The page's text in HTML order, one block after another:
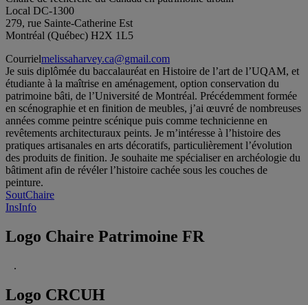
Local DC-1300
279, rue Sainte-Catherine Est
Montréal (Québec) H2X 1L5
Courrielmelissaharvey.ca@gmail.com
Je suis diplômée du baccalauréat en Histoire de l’art de l’UQAM, et
étudiante à la maîtrise en aménagement, option conservation du
patrimoine bâti, de l’Université de Montréal. Précédemment formée
en scénographie et en finition de meubles, j’ai œuvré de nombreuses
années comme peintre scénique puis comme technicienne en
revêtements architecturaux peints. Je m’intéresse à l’histoire des
pratiques artisanales en arts décoratifs, particulièrement l’évolution
des produits de finition. Je souhaite me spécialiser en archéologie du
bâtiment afin de révéler l’histoire cachée sous les couches de
peinture.
SoutChaire
InsInfo
Logo Chaire Patrimoine FR
.
Logo CRCUH